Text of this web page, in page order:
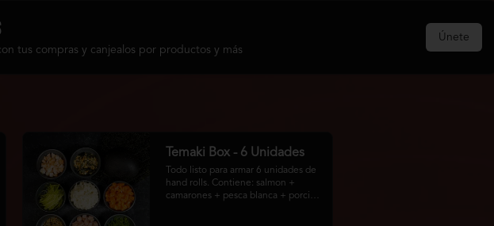
tus compras y canjealos por productos y más
Únete
Temaki Box - 6 Unidades
Todo listo para armar 6 unidades de
hand rolls. Contiene: salmon +
camarones + pesca blanca + porción